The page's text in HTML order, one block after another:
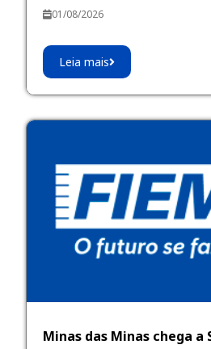
01/08/2026
Leia mais
Minas das Minas chega a